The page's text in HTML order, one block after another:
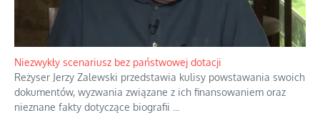
Domowe polowanie na wolne fale
Przez dziesięciolecia miliony Polaków słuchały zagranicznych
rozgłośni radiowych, pomimo że władze komunistyczne robiły
wszystko, aby je zagłuszyć....